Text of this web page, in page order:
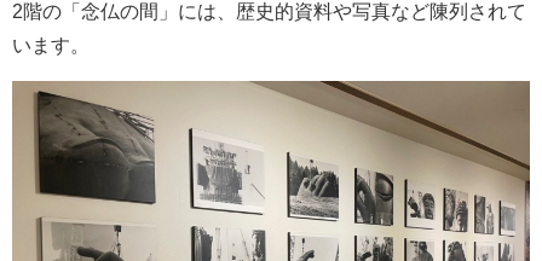
2階の「念仏の間」には、歴史的資料や写真など陳列されて
います。